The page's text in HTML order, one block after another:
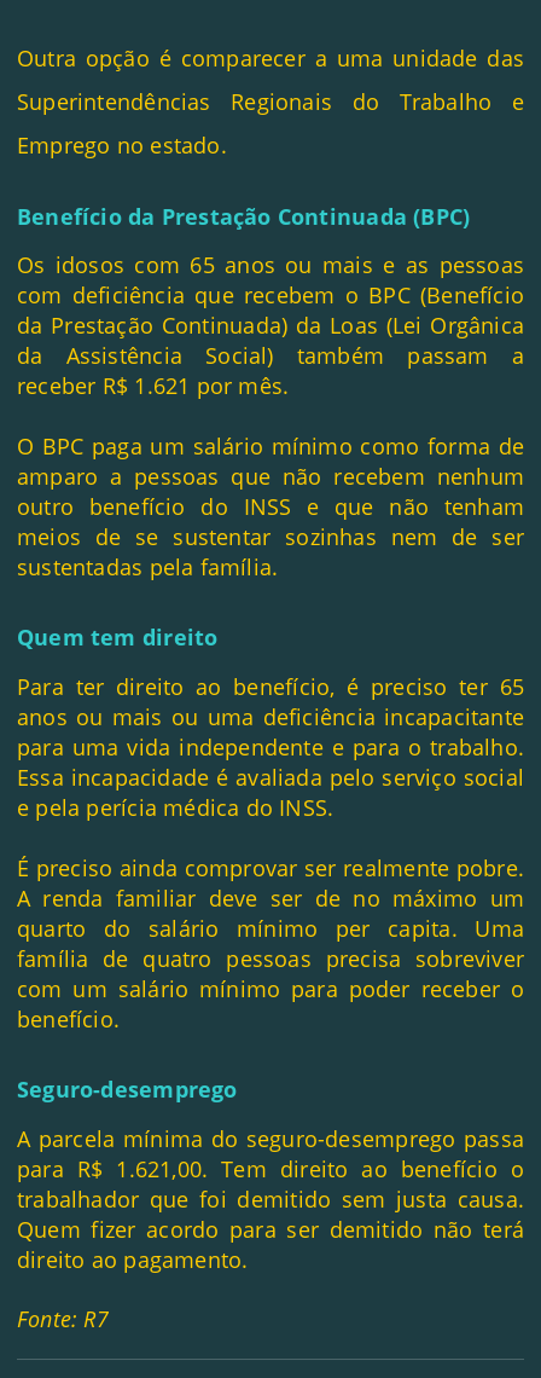
Outra opção é comparecer a uma unidade das
Superintendências Regionais do Trabalho e
Emprego no estado.
Benefício da Prestação Continuada (BPC)
Os idosos com 65 anos ou mais e as pessoas
com deficiência que recebem o BPC (Benefício
da Prestação Continuada) da Loas (Lei Orgânica
da Assistência Social) também passam a
receber R$ 1.621 por mês.
O BPC paga um salário mínimo como forma de
amparo a pessoas que não recebem nenhum
outro benefício do INSS e que não tenham
meios de se sustentar sozinhas nem de ser
sustentadas pela família.
Quem tem direito
Para ter direito ao benefício, é preciso ter 65
anos ou mais ou uma deficiência incapacitante
para uma vida independente e para o trabalho.
Essa incapacidade é avaliada pelo serviço social
e pela perícia médica do INSS.
É preciso ainda comprovar ser realmente pobre.
A renda familiar deve ser de no máximo um
quarto do salário mínimo per capita. Uma
família de quatro pessoas precisa sobreviver
com um salário mínimo para poder receber o
benefício.
Seguro-desemprego
A parcela mínima do seguro-desemprego passa
para R$ 1.621,00. Tem direito ao benefício o
trabalhador que foi demitido sem justa causa.
Quem fizer acordo para ser demitido não terá
direito ao pagamento.
Fonte: R7